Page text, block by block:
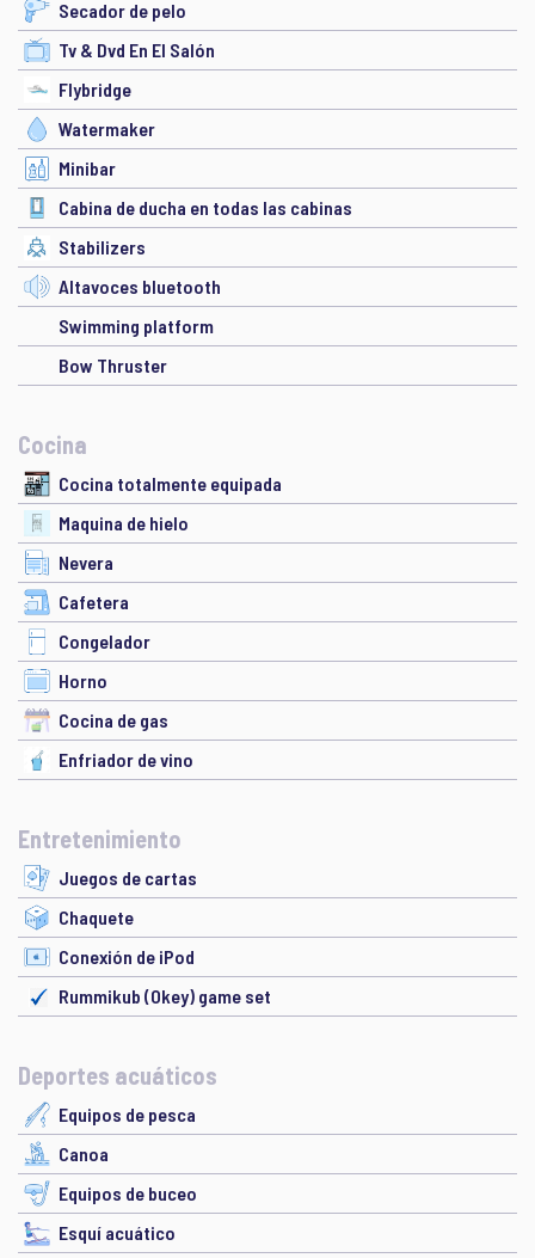
Secador de pelo
Tv & Dvd En El Salón
Flybridge
Watermaker
Minibar
Cabina de ducha en todas las cabinas
Stabilizers
Altavoces bluetooth
Swimming platform
Bow Thruster
Cocina
Cocina totalmente equipada
Maquina de hielo
Nevera
Cafetera
Congelador
Horno
Cocina de gas
Enfriador de vino
Entretenimiento
Juegos de cartas
Chaquete
Conexión de iPod
Rummikub (Okey) game set
Deportes acuáticos
Equipos de pesca
Canoa
Equipos de buceo
Esquí acuático